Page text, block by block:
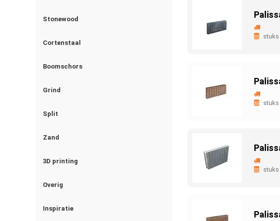
Stonewood
Cortenstaal
Boomschors
Grind
Split
Zand
3D printing
Overig
Inspiratie